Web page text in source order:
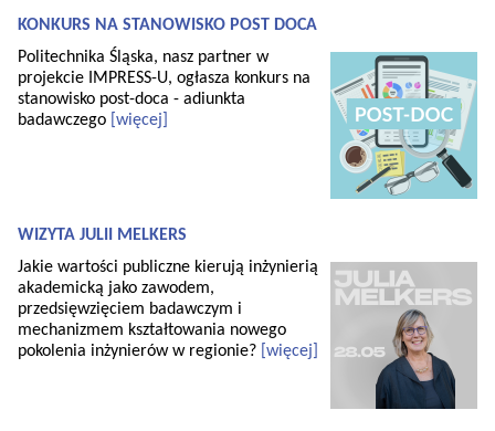
KONKURS NA STANOWISKO POST DOCA
Politechnika Śląska, nasz partner w
projekcie IMPRESS-U, ogłasza konkurs na
stanowisko post-doca - adiunkta
badawczego [więcej]
WIZYTA JULII MELKERS
Jakie wartości publiczne kierują inżynierią
akademicką jako zawodem,
przedsięwzięciem badawczym i
mechanizmem kształtowania nowego
pokolenia inżynierów w regionie? [więcej]